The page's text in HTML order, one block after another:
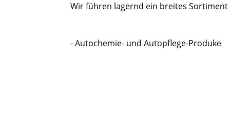
Wir führen lagernd ein breites Sortiment
- Autochemie- und Autopflege-Produke